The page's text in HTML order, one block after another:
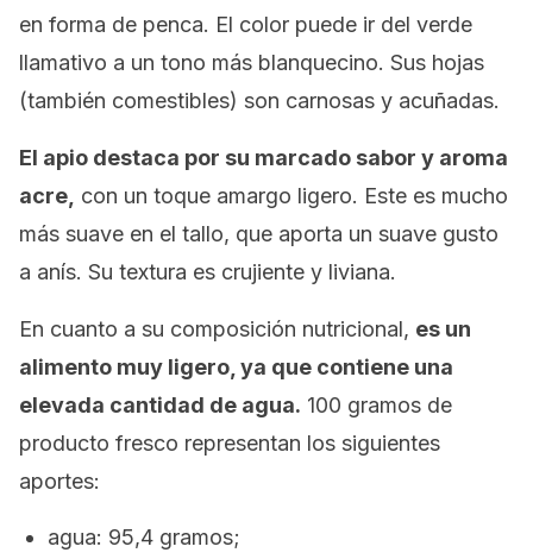
en forma de penca. El color puede ir del verde
llamativo a un tono más blanquecino. Sus hojas
(también comestibles) son carnosas y acuñadas.
El apio destaca por su marcado sabor y aroma
acre, con un toque amargo ligero. Este es mucho
más suave en el tallo, que aporta un suave gusto
a anís. Su textura es crujiente y liviana.
En cuanto a su composición nutricional, es un
alimento muy ligero, ya que contiene una
elevada cantidad de agua. 100 gramos de
producto fresco representan los siguientes
aportes:
agua: 95,4 gramos;